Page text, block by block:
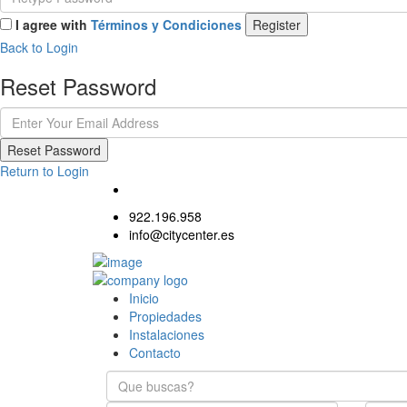
I agree with Términos y Condiciones
Register
Back to Login
Reset Password
Reset Password
Return to Login
922.196.958
info@citycenter.es
Inicio
Propiedades
Instalaciones
Contacto